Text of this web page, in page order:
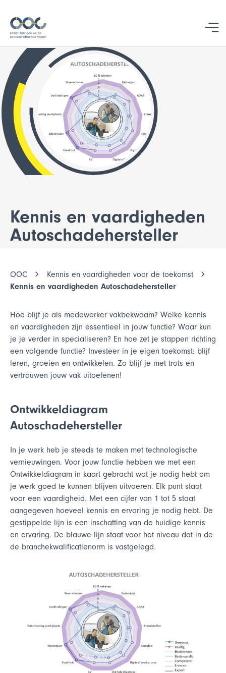
Studentbegeleiding
Kennis en vaardigheden
Autoschadehersteller
OOC
Kennis en vaardigheden voor de toekomst
Kennis en vaardigheden Autoschadehersteller
Hoe blijf je als medewerker vakbekwaam? Welke kennis
en vaardigheden zijn essentieel in jouw functie? Waar kun
je je verder in specialiseren? En hoe zet je stappen richting
een volgende functie? Investeer in je eigen toekomst: blijf
leren, groeien en ontwikkelen. Zo blijf je met trots en
vertrouwen jouw vak uitoefenen!
Ontwikkeldiagram
Autoschadehersteller
In je werk heb je steeds te maken met technologische
vernieuwingen. Voor jouw functie hebben we met een
Ontwikkeldiagram in kaart gebracht wat je nodig hebt om
je werk goed te kunnen blijven uitvoeren. Elk punt staat
voor een vaardigheid. Met een cijfer van 1 tot 5 staat
aangegeven hoeveel kennis en ervaring je nodig hebt. De
gestippelde lijn is een inschatting van de huidige kennis
en ervaring. De blauwe lijn staat voor het niveau dat in de
de branchekwalificatienorm is vastgelegd.